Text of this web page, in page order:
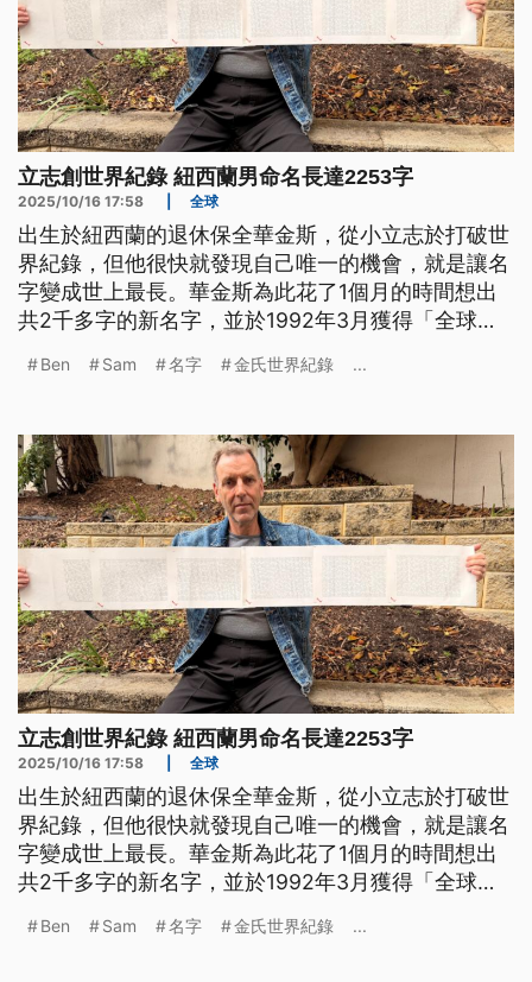
立志創世界紀錄 紐西蘭男命名長達2253字
2025/10/16 17:58 全球
出生於紐西蘭的退休保全華金斯，從小立志於打破世
界紀錄，但他很快就發現自己唯一的機會，就是讓名
字變成世上最長。華金斯為此花了1個月的時間想出
共2千多字的新名字，並於1992年3月獲得「全球最
2310個字。近期金氏世界紀錄官方重新計算後，把
「全球最長個人姓名」。
Ben Sam 名字 金氏世界紀錄 ...
立志創世界紀錄 紐西蘭男命名長達2253字
2025/10/16 17:58 全球
出生於紐西蘭的退休保全華金斯，從小立志於打破世
界紀錄，但他很快就發現自己唯一的機會，就是讓名
字變成世上最長。華金斯為此花了1個月的時間想出
共2千多字的新名字，並於1992年3月獲得「全球最
2310個字。近期金氏世界紀錄官方重新計算後，把
Ben Sam 名字 金氏世界紀錄 ...